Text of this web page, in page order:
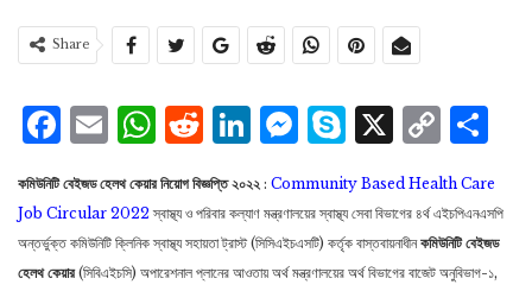
Share
Facebook
Email
WhatsApp
Reddit
LinkedIn
Messenger
Skype
X
কমিউনিটি বেইজড হেলথ কেয়ার নিয়োগ বিজ্ঞপ্তি ২০২২ : Community Based Health Care
Job Circular 2022 স্বাস্থ্য ও পরিবার কল্যাণ মন্ত্রণালয়ের স্বাস্থ্য সেবা বিভাগের ৪র্থ এইচপিএনএসপি
অন্তর্ভুক্ত কমিউনিটি ক্লিনিক স্বাস্থ্য সহায়তা ট্রাস্ট (সিসিএইচএসটি) কর্তৃক বাস্তবায়নাধীনকমিউনিটি বেইজড
হেলথ কেয়ার(সিবিএইচসি) অপারেশনাল প্লানের আওতায় অর্থ মন্ত্রণালয়ের অর্থ বিভাগের বাজেট অনুবিভাগ-১,